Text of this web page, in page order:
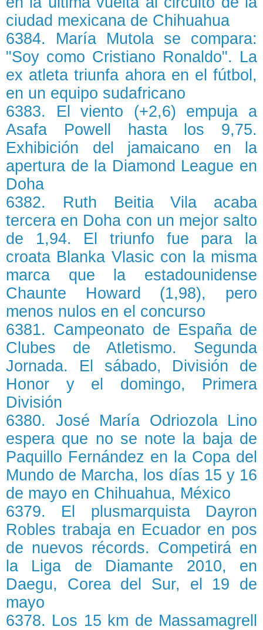
ciudad mexicana de Chihuahua
6384. María Mutola se compara:
"Soy como Cristiano Ronaldo". La
ex atleta triunfa ahora en el fútbol,
en un equipo sudafricano
6383. El viento (+2,6) empuja a
Asafa Powell hasta los 9,75.
Exhibición del jamaicano en la
apertura de la Diamond League en
Doha
6382. Ruth Beitia Vila acaba
tercera en Doha con un mejor salto
de 1,94. El triunfo fue para la
croata Blanka Vlasic con la misma
marca que la estadounidense
Chaunte Howard (1,98), pero
menos nulos en el concurso
6381. Campeonato de España de
Clubes de Atletismo. Segunda
Jornada. El sábado, División de
Honor y el domingo, Primera
División
6380. José María Odriozola Lino
espera que no se note la baja de
Paquillo Fernández en la Copa del
Mundo de Marcha, los días 15 y 16
de mayo en Chihuahua, México
6379. El plusmarquista Dayron
Robles trabaja en Ecuador en pos
de nuevos récords. Competirá en
la Liga de Diamante 2010, en
Daegu, Corea del Sur, el 19 de
mayo
6378. Los 15 km de Massamagrell